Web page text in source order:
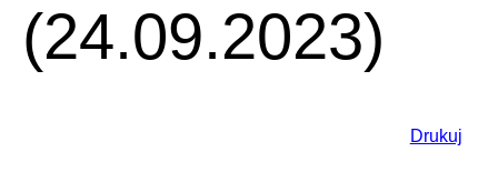
(24.09.2023)
Drukuj